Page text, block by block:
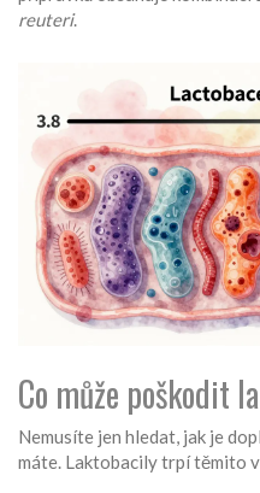
reuteri.
Co může poškodit
Nemusíte jen hledat, jak je
máte. Laktobacily trpí těmito